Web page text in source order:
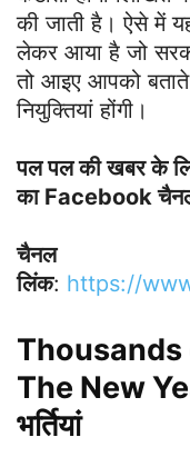
की जाती है। ऐसे में
लेकर आया है जो
तो आइए आपको
नियुक्तियां होंगी।
पल पल की खबर के
का Facebook
चैनल
लिंक: https://
Thousands
The New
भर्तियां